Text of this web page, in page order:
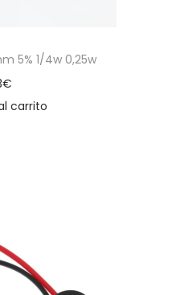
5% 1/4w 0,25w
€
carrito